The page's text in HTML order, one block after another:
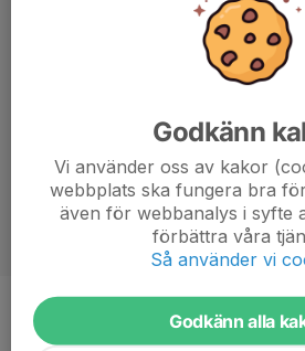
Titel
Tränare
Godkänn
Vi använder oss av kakor
webbplats ska fungera bra
även för webbanalys i syfte
förbättra våra
Så använder vi
Godkänn alla